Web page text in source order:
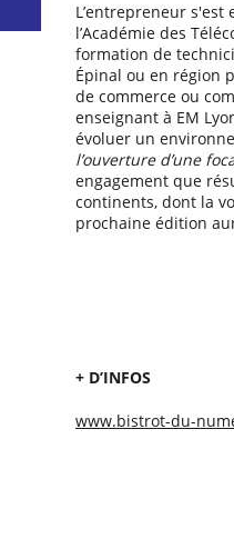
L’entrepreneur s'est
l’Académie des
formation de
Épinal ou en région
de commerce ou
enseignant à EM
évoluer un
l’ouverture d’une
engagement que
continents, dont la
prochaine édition
+ D’INFOS
www.bistrot-du-